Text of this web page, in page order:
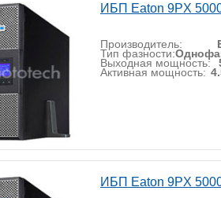
ИБП Eaton 9PX
Производитель:
Тип фазности:
Выходная мощность:
Активная мощность:
ИБП Eaton 9PX